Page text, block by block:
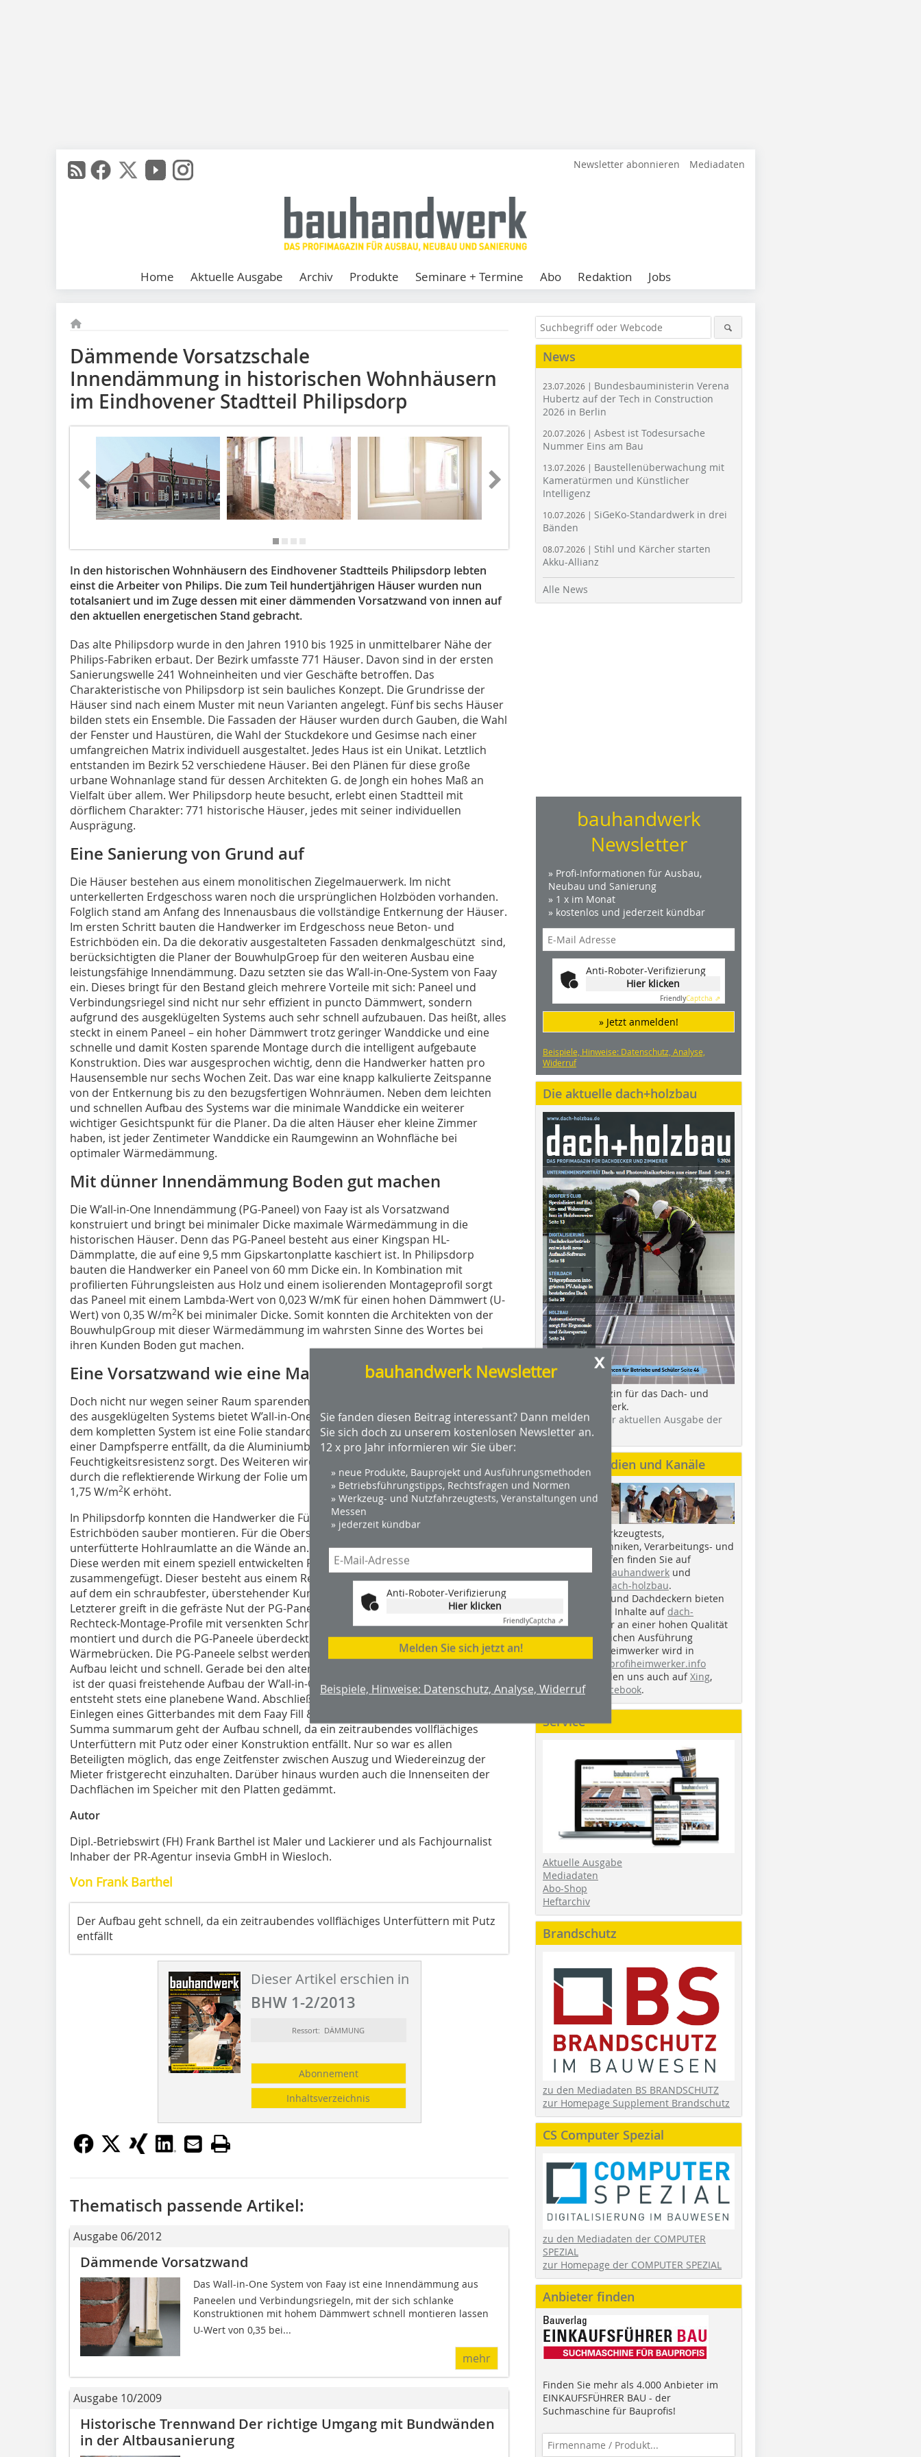
Newsletter abonnieren Mediadaten
Home Aktuelle Ausgabe Archiv Produkte Seminare + Termine Abo Redaktion Jobs
Dämmende Vorsatzschale
Innendämmung in historischen Wohnhäusern
im Eindhovener Stadtteil Philipsdorp
In den historischen Wohnhäusern des Eindhovener Stadtteils Philipsdorp lebten
einst die Arbeiter von Philips. Die zum Teil hundertjährigen Häuser wurden nun
totalsaniert und im Zuge dessen mit einer dämmenden Vorsatzwand von innen auf
den aktuellen energetischen Stand gebracht.
Das alte Philipsdorp wurde in den Jahren 1910 bis 1925 in unmittelbarer Nähe der
Philips-Fabriken erbaut. Der Bezirk umfasste 771 Häuser. Davon sind in der ersten
Sanierungswelle 241 Wohneinheiten und vier Geschäfte betroffen. Das
Charakteristische von Philipsdorp ist sein bauliches Konzept. Die Grundrisse der
Häuser sind nach einem Muster mit neun Varianten angelegt. Fünf bis sechs Häuser
bilden stets ein Ensemble. Die Fassaden der Häuser wurden durch Gauben, die Wahl
der Fenster und Haustüren, die Wahl der Stuckdekore und Gesimse nach einer
umfangreichen Matrix individuell ausgestaltet. Jedes Haus ist ein Unikat. Letztlich
entstanden im Bezirk 52 verschiedene Häuser. Bei den Plänen für diese große
urbane Wohnanlage stand für dessen Architekten G. de Jongh ein hohes Maß an
Vielfalt über allem. Wer Philipsdorp heute besucht, erlebt einen Stadtteil mit
dörflichem Charakter: 771 historische Häuser, jedes mit seiner individuellen
Ausprägung.
Eine Sanierung von Grund auf
Die Häuser bestehen aus einem monolitischen Ziegelmauerwerk. Im nicht
unterkellerten Erdgeschoss waren noch die ursprünglichen Holzböden vorhanden.
Folglich stand am Anfang des Innenausbaus die vollständige Entkernung der Häuser.
Im ersten Schritt bauten die Handwerker im Erdgeschoss neue Beton- und
Estrichböden ein. Da die dekorativ ausgestalteten Fassaden denkmalgeschützt sind,
berücksichtigten die Planer der BouwhulpGroep für den weiteren Ausbau eine
leistungsfähige Innendämmung. Dazu setzten sie das W’all-in-One-System von Faay
ein. Dieses bringt für den Bestand gleich mehrere Vorteile mit sich: Paneel und
Verbindungsriegel sind nicht nur sehr effizient in puncto Dämmwert, sondern
aufgrund des ausgeklügelten Systems auch sehr schnell aufzubauen. Das heißt, alles
steckt in einem Paneel – ein hoher Dämmwert trotz geringer Wanddicke und eine
schnelle und damit Kosten sparende Montage durch die intelligent aufgebaute
Konstruktion. Dies war ausgesprochen wichtig, denn die Handwerker hatten pro
Hausensemble nur sechs Wochen Zeit. Das war eine knapp kalkulierte Zeitspanne
von der Entkernung bis zu den bezugsfertigen Wohnräumen. Neben dem leichten
und schnellen Aufbau des Systems war die minimale Wanddicke ein weiterer
wichtiger Gesichtspunkt für die Planer. Da die alten Häuser eher kleine Zimmer
haben, ist jeder Zentimeter Wanddicke ein Raumgewinn an Wohnfläche bei
optimaler Wärmedämmung.
Mit dünner Innendämmung Boden gut machen
Die W’all-in-One Innendämmung (PG-Paneel) von Faay ist als Vorsatzwand
konstruiert und bringt bei minimaler Dicke maximale Wärmedämmung in die
historischen Häuser. Denn das PG-Paneel besteht aus einer Kingspan HL-
Dämmplatte, die auf eine 9,5 mm Gipskartonplatte kaschiert ist. In Philipsdorp
bauten die Handwerker ein Paneel von 60 mm Dicke ein. In Kombination mit
profilierten Führungsleisten aus Holz und einem isolierenden Montageprofil sorgt
das Paneel mit einem Lambda-Wert von 0,023 W/mK für einen hohen Dämmwert (U-
Wert) von 0,35 W/m2K bei minimaler Dicke. Somit konnten die Architekten von der
BouwhulpGroup mit dieser Wärmedämmung im wahrsten Sinne des Wortes bei
ihren Kunden Boden gut machen.
Eine Vorsatzwand wie eine Mauer
Doch nicht nur wegen seiner Raum sparenden Konstruktion sondern auch aufgrund
des ausgeklügelten Systems bietet W’all-in-One eine vorteilhafte Gesamtlösung: Auf
dem kompletten System ist eine Folie standardmäßig aufgebracht. Die Montage
einer Dampfsperre entfällt, da die Aluminiumbeschichtung für die notwendige
Feuchtigkeitsresistenz sorgt. Des Weiteren wird der U-Wert der Gesamtkonstruktion
durch die reflektierende Wirkung der Folie um
1,75 W/m2K erhöht.
In Philipsdorfp konnten die Handwerker die Führungsleiste aus Holz auf den neuen
Estrichböden sauber montieren. Für die Oberseite brachten sie eine zum Teil
unterfütterte Hohlraumlatte an die Wände an. Daran befestigten sie die PG-Paneele.
Diese werden mit einem speziell entwickelten PG-Verbindungsriegel
zusammengefügt. Dieser besteht aus einem Rechteck-Profil aus Isolierhartschaum,
auf dem ein schraubfester, überstehender Kunststoffstreifen aufgeklebt ist.
Letzterer greift in die gefräste Nut der PG-Paneele und verbindet die Platten. Da die
Rechteck-Montage-Profile mit versenkten Schrauben an die Unterkonstruktion
montiert und durch die PG-Paneele überdeckt werden, entstehen keine
Wärmebrücken. Die PG-Paneele selbst werden nicht festgeschraubt, so erfolgt der
Aufbau leicht und schnell. Gerade bei den alten, ungleichen Wänden in Philipsdorp
ist der quasi freistehende Aufbau der W’all-in-One-Vorsatzwände hilfreich, denn es
entsteht stets eine planebene Wand. Abschließend wurden die Stoßfugen nach
Einlegen eines Gitterbandes mit dem Faay Fill & Finish gefüllt und gespachtelt.
Summa summarum geht der Aufbau schnell, da ein zeitraubendes vollflächiges
Unterfüttern mit Putz oder einer Konstruktion entfällt. Nur so war es allen
Beteiligten möglich, das enge Zeitfenster zwischen Auszug und Wiedereinzug der
Mieter fristgerecht einzuhalten. Darüber hinaus wurden auch die Innenseiten der
Dachflächen im Speicher mit den Platten gedämmt.
Autor
Dipl.-Betriebswirt (FH) Frank Barthel ist Maler und Lackierer und als Fachjournalist
Inhaber der PR-Agentur insevia GmbH in Wiesloch.
Von Frank Barthel
Der Aufbau geht schnell, da ein zeitraubendes vollflächiges Unterfüttern mit Putz
entfällt
Dieser Artikel erschien in
BHW 1-2/2013
Ressort: DÄMMUNG
Abonnement
Inhaltsverzeichnis
x
bauhandwerk Newsletter
Sie fanden diesen Beitrag interessant? Dann melden
Sie sich doch zu unserem kostenlosen Newsletter an.
12 x pro Jahr informieren wir Sie über:
» neue Produkte, Bauprojekt und Ausführungsmethoden
» Betriebsführungstipps, Rechtsfragen und Normen
» Werkzeug- und Nutzfahrzeugtests, Veranstaltungen und
Messen
» jederzeit kündbar
Anti-Roboter-Verifizierung
Hier klicken
FriendlyCaptcha ⇗
Melden Sie sich jetzt an!
Beispiele, Hinweise: Datenschutz, Analyse, Widerruf
Thematisch passende Artikel:
Ausgabe 06/2012
Dämmende Vorsatzwand
Das Wall-in-One System von Faay ist eine Innendämmung aus
Paneelen und Verbindungsriegeln, mit der sich schlanke
Konstruktionen mit hohem Dämmwert schnell montieren lassen 
U-Wert von 0,35 bei...
mehr
Ausgabe 10/2009
Historische Trennwand Der richtige Umgang mit Bundwänden
in der Altbausanierung
News
23.07.2026 | Bundesbauministerin Verena
Hubertz auf der Tech in Construction
2026 in Berlin
20.07.2026 | Asbest ist Todesursache
Nummer Eins am Bau
13.07.2026 | Baustellenüberwachung mit
Kameratürmen und Künstlicher
Intelligenz
10.07.2026 | SiGeKo-Standardwerk in drei
Bänden
08.07.2026 | Stihl und Kärcher starten
Akku-Allianz
Alle News
bauhandwerk
Newsletter
» Profi-Informationen für Ausbau,
Neubau und Sanierung
» 1 x im Monat
» kostenlos und jederzeit kündbar
Anti-Roboter-Verifizierung
Hier klicken
FriendlyCaptcha ⇗
» Jetzt anmelden!
Beispiele, Hinweise: Datenschutz, Analyse,
Widerruf
Die aktuelle dach+holzbau
Das Profimagazin für das Dach- und
Holzbauhandwerk.
Hier geht es zur aktuellen Ausgabe der
dach+holzbau.
Weitere Medien und Kanäle
Videos von Werkzeugtests,
Handwerkstechniken, Verarbeitungs- und
Montageabläufen finden Sie auf
youtube.com/bauhandwerk und
youtube.com/dach-holzbau.
Zimmerleuten und Dachdeckern bieten
wir spannende Inhalte auf dach-
holzbau.de
, der an einer hohen Qualität
der handwerklichen Ausführung
interessierte Heimwerker wird in
unserem Blog
profiheimwerker.info
fündig. Sie finden uns auch aufXing,
Twitterund Facebook.
Service
Aktuelle Ausgabe
Mediadaten
Abo-Shop
Heftarchiv
Brandschutz
zu den Mediadaten BS BRANDSCHUTZ
zur Homepage Supplement Brandschutz
CS Computer Spezial
zu den Mediadaten der COMPUTER
SPEZIAL
zur Homepage der COMPUTER SPEZIAL
Anbieter finden
Finden Sie mehr als 4.000 Anbieter im
EINKAUFSFÜHRER BAU - der
Suchmaschine für Bauprofis!